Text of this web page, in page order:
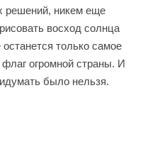
решений, никем еще
восход солнца
останется только самое
огромной страны. И
было нельзя.